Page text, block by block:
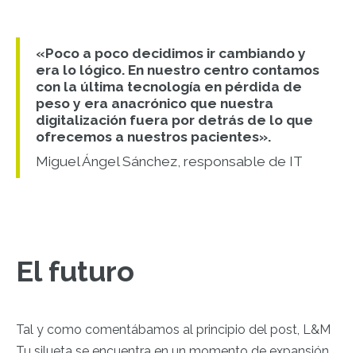
«Poco a poco decidimos ir cambiando y
era lo lógico. En nuestro centro contamos
con la última tecnología en pérdida de
peso y era anacrónico que nuestra
digitalización fuera por detrás de lo que
ofrecemos a nuestros pacientes».
Miguel Ángel Sánchez, responsable de IT
El futuro
Tal y como comentábamos al principio del post, L&M